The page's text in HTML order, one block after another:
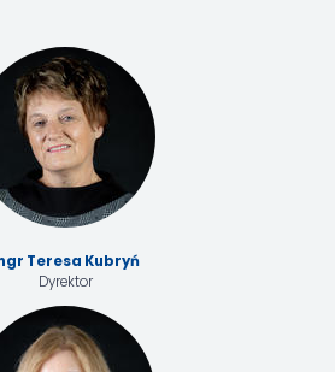
Teresa Kubryń
Dyrektor